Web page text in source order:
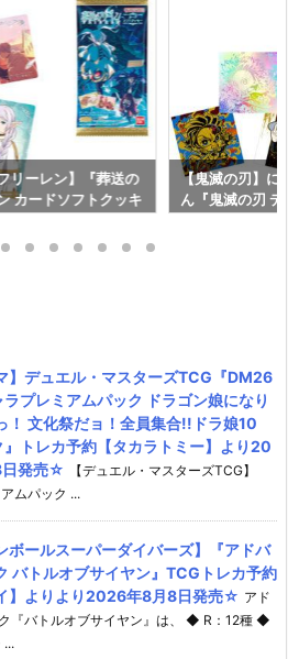
リーレン】『葬送の
カードソフトクッキ
ード予約【バンダ
2026年8月3日発売♪
【鬼滅の刃】に
ん『鬼滅の刃
ルウエハース
】デュエル・マスターズTCG『DM26
プレミアムパック ドラゴン娘になり
！ 文化祭だョ！全員集合!!ドラ娘10
トレカ予約【タカラトミー】より20
発売☆
【デュエル・マスターズTCG】
ムパック ...
ボールスーパーダイバーズ】『アドバ
バトルオブサイヤン』TCGトレカ予約
】よりより2026年8月8日発売☆ アド
『バトルオブサイヤン』は、 ◆ R：12種 ◆